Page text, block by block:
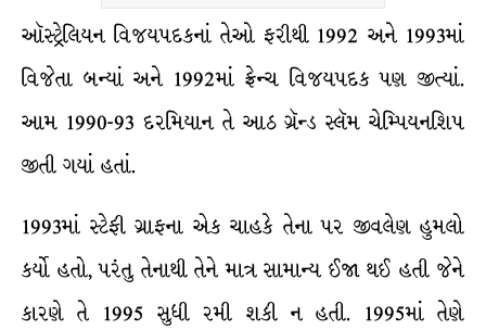
ઑસ્ટ્રેલિયન વિજયપદકનાં તેઓ ફરીથી 1992 અને 1993માં
વિજેતા બન્યાં અને 1992માં ફ્રેન્ચ વિજયપદક પણ જીત્યાં.
આમ 1990-93 દરમિયાન તે આઠ ગ્રૅન્ડ સ્લૅમ ચેમ્પિયનશિપ
જીતી ગયાં હતાં.
1993માં સ્ટેફી ગ્રાફના એક ચાહકે તેના પર જીવલેણ હુમલો
કર્યો હતો, પરંતુ તેનાથી તેને માત્ર સામાન્ય ઈજા થઈ હતી જેને
કારણે તે 1995 સુધી રમી શકી ન હતી. 1995માં તેણે